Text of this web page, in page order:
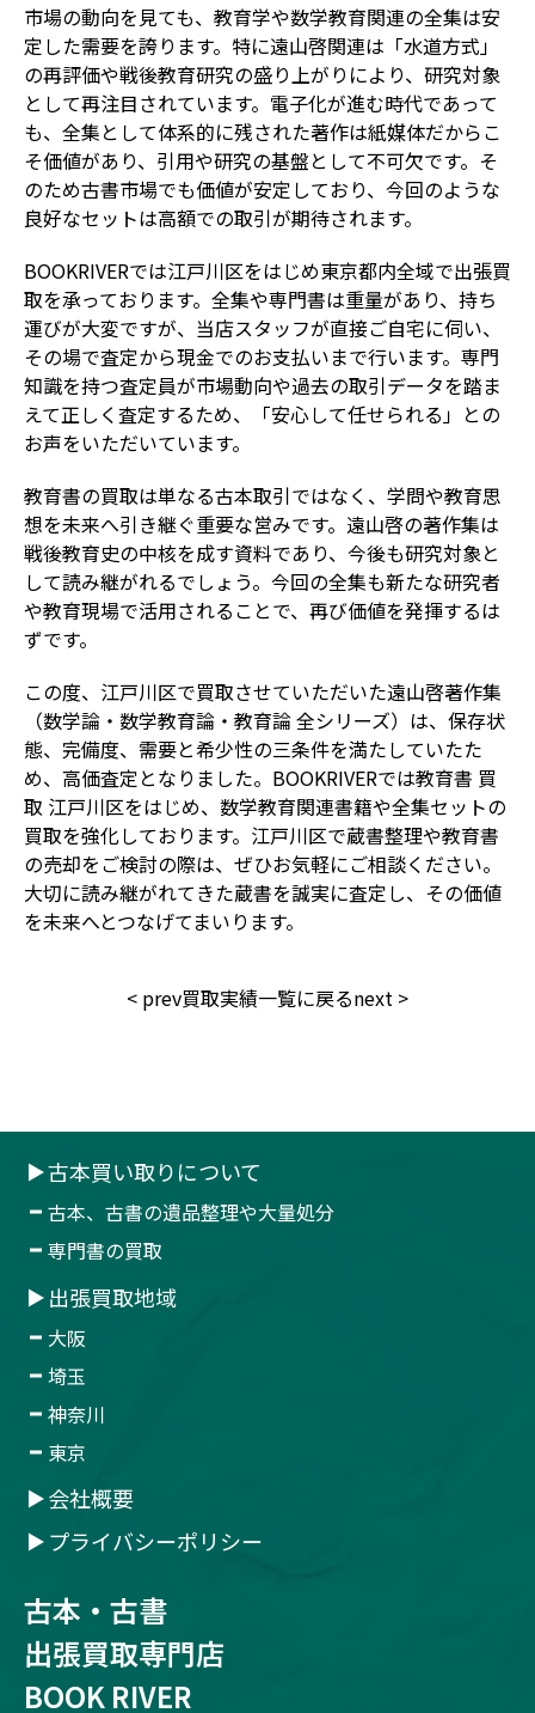
市場の動向を見ても、教育学や数学教育関連の全集は安
定した需要を誇ります。特に遠山啓関連は「水道方式」
の再評価や戦後教育研究の盛り上がりにより、研究対象
として再注目されています。電子化が進む時代であって
も、全集として体系的に残された著作は紙媒体だからこ
そ価値があり、引用や研究の基盤として不可欠です。そ
のため古書市場でも価値が安定しており、今回のような
良好なセットは高額での取引が期待されます。
BOOKRIVERでは江戸川区をはじめ東京都内全域で出張買
取を承っております。全集や専門書は重量があり、持ち
運びが大変ですが、当店スタッフが直接ご自宅に伺い、
その場で査定から現金でのお支払いまで行います。専門
知識を持つ査定員が市場動向や過去の取引データを踏ま
えて正しく査定するため、「安心して任せられる」との
お声をいただいています。
教育書の買取は単なる古本取引ではなく、学問や教育思
想を未来へ引き継ぐ重要な営みです。遠山啓の著作集は
戦後教育史の中核を成す資料であり、今後も研究対象と
して読み継がれるでしょう。今回の全集も新たな研究者
や教育現場で活用されることで、再び価値を発揮するは
ずです。
この度、江戸川区で買取させていただいた遠山啓著作集
（数学論・数学教育論・教育論 全シリーズ）は、保存状
態、完備度、需要と希少性の三条件を満たしていたた
め、高価査定となりました。BOOKRIVERでは教育書 買
取 江戸川区をはじめ、数学教育関連書籍や全集セットの
買取を強化しております。江戸川区で蔵書整理や教育書
の売却をご検討の際は、ぜひお気軽にご相談ください。
大切に読み継がれてきた蔵書を誠実に査定し、その価値
を未来へとつなげてまいります。
< prev買取実績一覧に戻るnext >
古本買い取りについて
古本、古書の遺品整理や大量処分
専門書の買取
出張買取地域
大阪
埼玉
神奈川
東京
会社概要
プライバシーポリシー
古本・古書
出張買取専門店
BOOK RIVER